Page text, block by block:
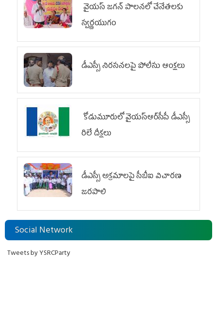
వైయ‌స్ జగన్ పాలనలో చేనేతలకు
స్వర్ణయుగం
డీఎస్సీ నిరసనలపై పోలీసు ఆంక్షలు
కోడుమూరులో వైయ‌స్ఆర్‌సీపీ డీఎస్సీ
రిలే దీక్షలు
డీఎస్సీ అక్రమాలపై సీబీఐ విచారణ
జరపాలి
Social Network
Tweets by YSRCParty